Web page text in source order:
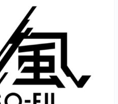
作家の支援プログラム「創風」